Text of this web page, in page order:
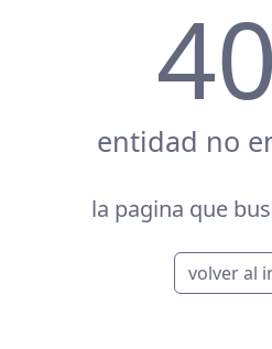
entidad no
la pagina que
volver al